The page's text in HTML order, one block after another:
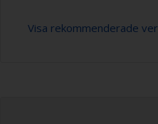
Du märker att ytan är
Visa rekommenderade